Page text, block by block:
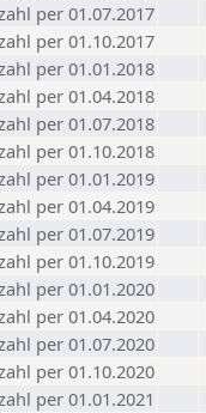
per 01.07.2017
per 01.10.2017
per 01.01.2018
per 01.04.2018
per 01.07.2018
per 01.10.2018
per 01.01.2019
per 01.04.2019
per 01.07.2019
per 01.10.2019
per 01.01.2020
per 01.04.2020
per 01.07.2020
per 01.10.2020
per 01.01.2021